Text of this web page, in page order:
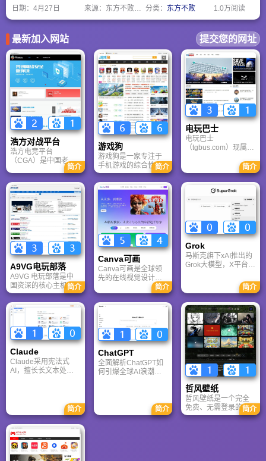
败的绣花针显的不够看，而且石破天的防御力也是天花板级别的。然后我们看
毕竟是凡夫俗子，比不上以上那些开挂的高手。
日期： 4月27日 来源：东方不败网址大全 分类： 东方不败 1.0万阅读
最新加入网站 提交您的网址
浩方对战平台
浩方电竞平台
（CGA）是中国老牌
游戏联机平台，提供
CS、War3、星际争霸
等经典游戏的稳定联
机服务。重温DOTA1
的激情岁月，找回当
年的战友。同时提供
最新CGA电竞赛事资
讯及热门页游入口，
致敬中国电竞的黄金
时代。
简介
游戏狗
游戏狗是一家专注于
手机游戏的综合性门
户网站。它致力于为
手游玩家提供最新、
最全的游戏资讯、攻
略、评测及视频等内
容，是国内较早一批
专注于移动游戏领域
的垂直媒体。
简介
电玩巴士
电玩巴士
（tgbus.com）现属于
注于解决游戏用户需
求的综合性游戏门户
网站，电玩巴士是一
个全面的综合性游戏
门户，专注于为全球
玩家提供主机、PC及
移动端游戏的全方位
资讯。
简介
A9VG电玩部落
A9VG 电玩部落是中
国资深的核心主机游
戏玩家社区。网站以
论坛为核心，提供全
面的主机游戏资讯、
攻略和资料库，覆盖
PlayStation、Xbox、
Switch 等全平台。凭
借其深厚的历史积淀
和活跃的用户群体，
A9VG 成为硬核玩家
交流心得、分享攻略
简介
Canva可画
Canva可画是全球领
先的在线视觉设计平
台，内置AI“魔力工作
室”，提供海量正版模
板与素材。无论是自
媒体封面、企业海报
还是PPT，零基础用
户也能轻松实现专业
级创作，让设计触手
可及。
简介
Grok
马斯克旗下xAI推出的
Grok大模型，X平台实
体协作的核心优势。
针对其中文能力、隐
私安全及幻觉问题等
高频疑问进行客观解
答，提供AI选型参
考。
简介
Claude
Claude采用宪法式
AI，擅长长文本处理
快速迭代上占优。两
者定位不同，各有千
秋。
简介
ChatGPT‌
全面解析ChatGPT如
何引爆全球AI浪潮！
看懂大语言模型如何
重塑未来。
简介
哲风壁纸
哲风壁纸是一个完全
免费、无需登录的高
清壁纸下载网站。提
简介